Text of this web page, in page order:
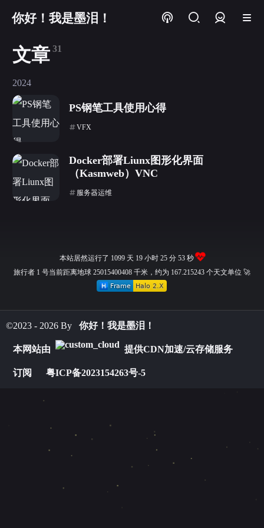
支付宝
你好！我是墨泪！
文章 31
2024
PS钢笔工具使用心得
VFX
Docker部署Liunx图形化界面
（Kasmweb）VNC
服务器运维
本站居然运行了 1099 天 19 小时 25 分 53 秒
旅行者 1 号当前距离地球 25015400408 千米，约为 167.215243 个天文单位 🚀
©2023 - 2026 By 你好！我是墨泪！
本网站由 提供CDN加速/云存储服务
订阅 粤ICP备2023154263号-5